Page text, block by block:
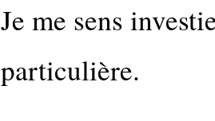
Je me sens
particulière.